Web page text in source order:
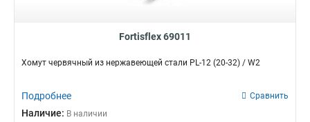
Fortisflex 69011
Хомут червячный из нержавеющей стали PL-12 (20-32) / W2
Подробнее Сравнить
Наличие: В наличии